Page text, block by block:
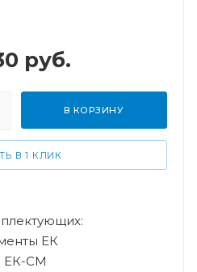
руб.
В КОРЗИНУ
В 1 КЛИК
ЕК
ЕК-СМ